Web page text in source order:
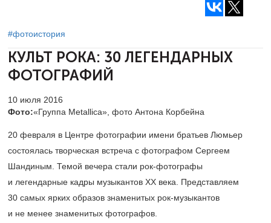
#фотоистория
КУЛЬТ РОКА: 30 ЛЕГЕНДАРНЫХ
ФОТОГРАФИЙ
10 июля 2016
Фото:«Группа Metallicа», фото Антона Корбейна
20 февраля в Центре фотографии имени братьев Люмьер
состоялась творческая встреча с фотографом Сергеем
Шандиным. Темой вечера стали рок-фотографы
и легендарные кадры музыкантов XX века. Представляем
30 самых ярких образов знаменитых рок-музыкантов
и не менее знаменитых фотографов.